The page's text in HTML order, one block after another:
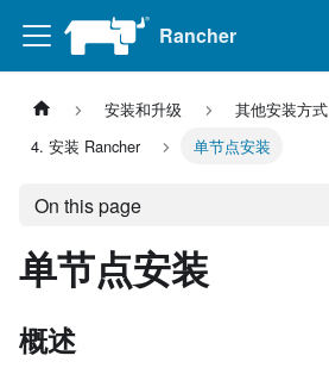
Rancher
安装和升级 其他安装方式
4. 安装 Rancher
单节点安装
On this page
单节点安装
概述